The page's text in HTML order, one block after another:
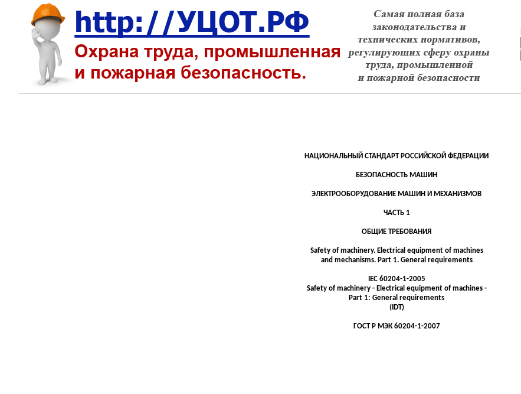
НАЦИОНАЛЬНЫЙ СТАНДАРТ РОССИЙСКОЙ ФЕДЕРАЦИИ
БЕЗОПАСНОСТЬ МАШИН
ЭЛЕКТРООБОРУДОВАНИЕ МАШИН И МЕХАНИЗМОВ
ЧАСТЬ1
ОБЩИЕ ТРЕБОВАНИЯ
Safety of machinery. Electrical equipment of machines
and mechanisms. Part 1. General requirements
IEC 60204-1-2005
Safety of machinery - Electrical equipment of machines -
Part 1: General requirements
(IDT)
ГОСТ Р МЭК60204-1-2007